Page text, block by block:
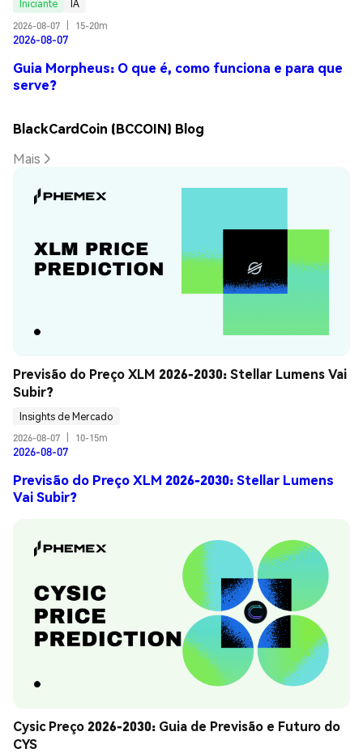
Iniciante
IA
2026-08-07
15-20m
2026-08-07
Guia Morpheus: O que é, como funciona e para que
serve?
BlackCardCoin (BCCOIN) Blog
Mais
Previsão do Preço XLM 2026-2030: Stellar Lumens Vai
Subir?
Insights de Mercado
2026-08-07
10-15m
2026-08-07
Previsão do Preço XLM 2026-2030: Stellar Lumens
Vai Subir?
Cysic Preço 2026-2030: Guia de Previsão e Futuro do
CYS